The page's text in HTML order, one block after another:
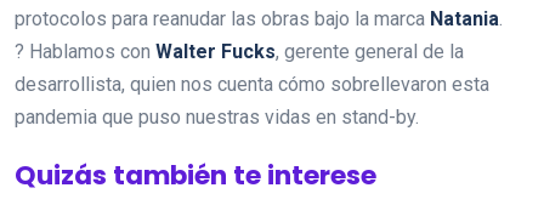
protocolos para reanudar las obras bajo la marca Natania.
? Hablamos con Walter Fucks, gerente general de la
desarrollista, quien nos cuenta cómo sobrellevaron esta
pandemia que puso nuestras vidas en stand-by.
Quizás también te interese